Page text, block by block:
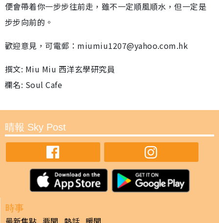
便會帶着你一步步往前走，雖不一定順風順水，但一定是
步步向前的。
歡迎意見，可電郵：miumiu1207@yahoo.com.hk
撰文: Miu Miu 西洋玄學研究員
欄名: Soul Cafe
晴報 Sky Post
時事